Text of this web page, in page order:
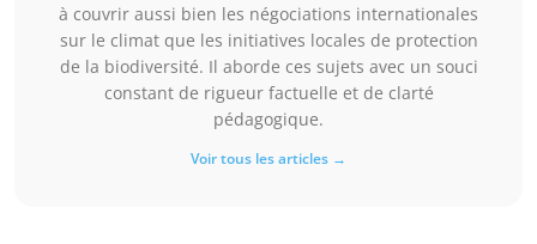
à couvrir aussi bien les négociations internationales
sur le climat que les initiatives locales de protection
de la biodiversité. Il aborde ces sujets avec un souci
constant de rigueur factuelle et de clarté
pédagogique.
Voir tous les articles →